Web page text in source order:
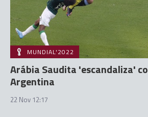
MUNDIAL'2022
Arábia Saudita 'escandaliza'
Argentina
22 Nov 12:17